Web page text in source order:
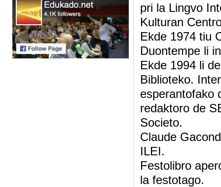
pri la Lingvo
Kulturan
Ekde 1974 tiu
Duontempe li
Ekde 1994 li
Biblioteko.
esperantofako
redaktoro de
Societo.
Claude
ILEI.
Festolibro
la festotago.